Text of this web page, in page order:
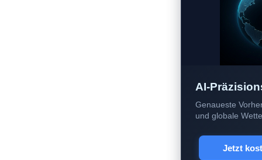
AI-
Genaueste
und globale
Jetzt